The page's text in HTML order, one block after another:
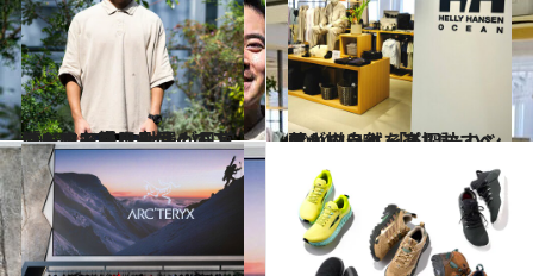
2023.11.30
海も山も楽しみ尽くす！ 「ヘリーハンセン」のアウトドア好き 社員が日常使いする愛用品は？
ライフスタイル 2024.4.25
葉山の自然を楽しむすべてが揃う！ 「ヘリーハンセン」ショップ探訪
ライフスタイル